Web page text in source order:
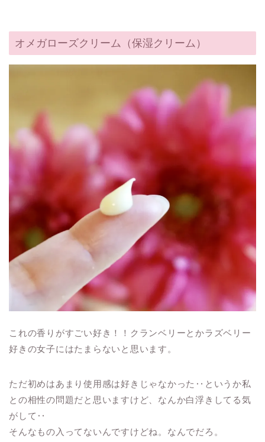
オメガローズクリーム（保湿クリーム）
これの香りがすごい好き！！クランベリーとかラズベリー
好きの女子にはたまらないと思います。
ただ初めはあまり使用感は好きじゃなかった‥というか私
との相性の問題だと思いますけど、なんか白浮きしてる気
がして‥
そんなもの入ってないんですけどね。なんでだろ。